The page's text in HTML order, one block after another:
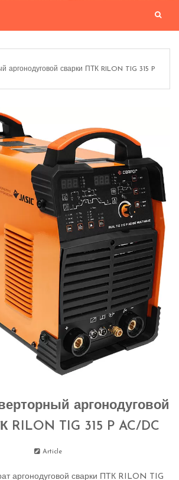
аргонодуговой сварки ПТК RILON TIG 315 P
аргонодуговой
RILON TIG 315 P AC/DC
Article
аргонодуговой сварки ПТК RILON TIG